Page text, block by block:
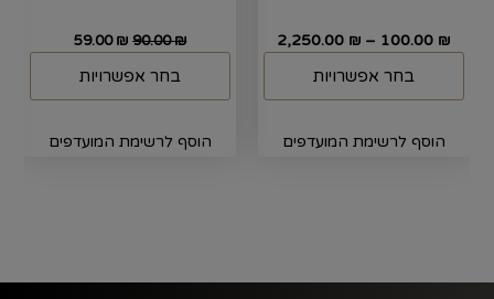
100.00 ₪
–
2,250.00 ₪
בחר אפשרויות
הוסף לרשימת המועדפים
90.00₪
59.00₪
בחר אפשרויות
הוסף לרשימת המועדפים